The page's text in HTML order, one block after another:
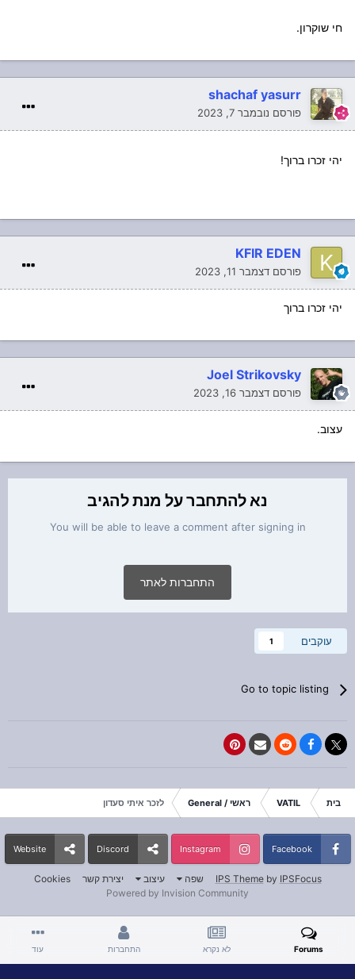
חי שוקרון.
shachaf yasurr
פורסם נובמבר 7, 2023
יהי זכרו ברוך!
KFIR EDEN
פורסם דצמבר 11, 2023
יהי זכרו ברוך
Joel Strikovsky
פורסם דצמבר 16, 2023
עצוב.
נא להתחבר על מנת להגיב
You will be able to leave a comment after signing in
התחברות לאתר
עוקבים 1
Go to topic listing
בית VATIL ראשי / General לזכר איתי סעדון
IPS Themeby IPSFocus שפה עיצוב יצירת קשר Cookies
Facebook
Instagram
Discord
Website
Powered by Invision Community
Forums לא נקרא התחברות עוד